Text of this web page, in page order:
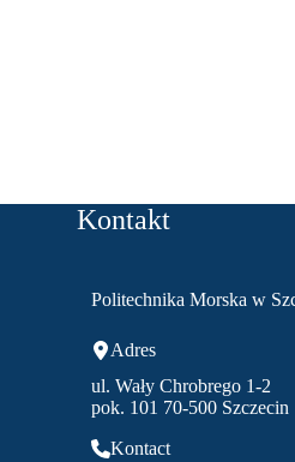
Kontakt
Politechnika Morska w
Adres
ul. Wały Chrobrego 1-2
pok. 101 70-500 Szczecin
Kontact